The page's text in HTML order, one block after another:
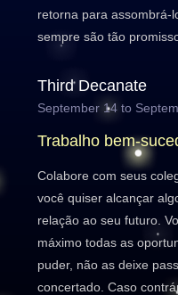
retorna para assombrá-
sempre são tão
Third Decanate
September 14 to
Trabalho bem-
Colabore com seus
você quiser alcançar
relação ao seu futuro.
máximo todas as
puder, não as deixe
concertado. Caso